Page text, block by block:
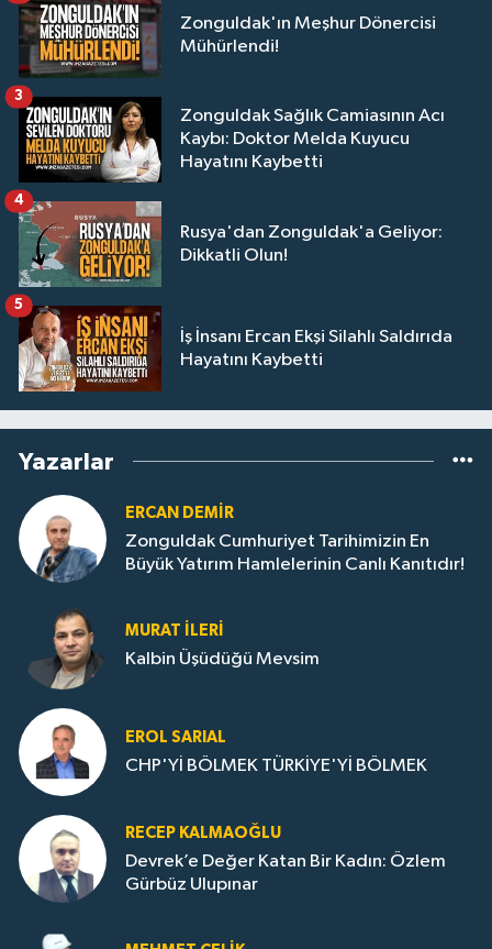
Zonguldak'ın Meşhur Dönercisi
Mühürlendi!
Zonguldak Sağlık Camiasının Acı
Kaybı: Doktor Melda Kuyucu
Hayatını Kaybetti
3
Rusya'dan Zonguldak'a Geliyor:
Dikkatli Olun!
4
İş İnsanı Ercan Ekşi Silahlı Saldırıda
Hayatını Kaybetti
5
Yazarlar
ERCAN DEMIR
Zonguldak Cumhuriyet Tarihimizin En
Büyük Yatırım Hamlelerinin Canlı Kanıtıdır!
MURAT İLERI
Kalbin Üşüdüğü Mevsim
EROL SARIAL
CHP'Yİ BÖLMEK TÜRKİYE'Yİ BÖLMEK
RECEP KALMAOĞLU
Devrek’e Değer Katan Bir Kadın: Özlem
Gürbüz Ulupınar